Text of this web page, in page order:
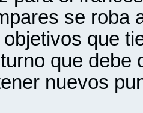
se roba
que
que debe
nuevos